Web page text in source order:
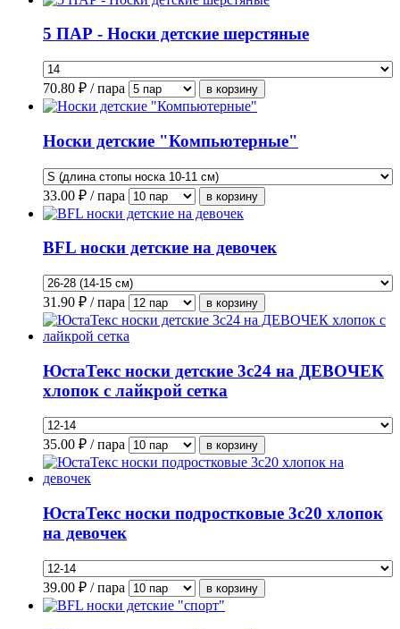
5 ПАР - Носки детские шерстяные
70.80 ₽ / пара
Носки детские "Компьютерные"
33.00 ₽ / пара
BFL носки детские на девочек
31.90 ₽ / пара
ЮстаТекс носки детские 3с24 на ДЕВОЧЕК
хлопок с лайкрой сетка
35.00 ₽ / пара
ЮстаТекс носки подростковые 3с20 хлопок
на девочек
39.00 ₽ / пара